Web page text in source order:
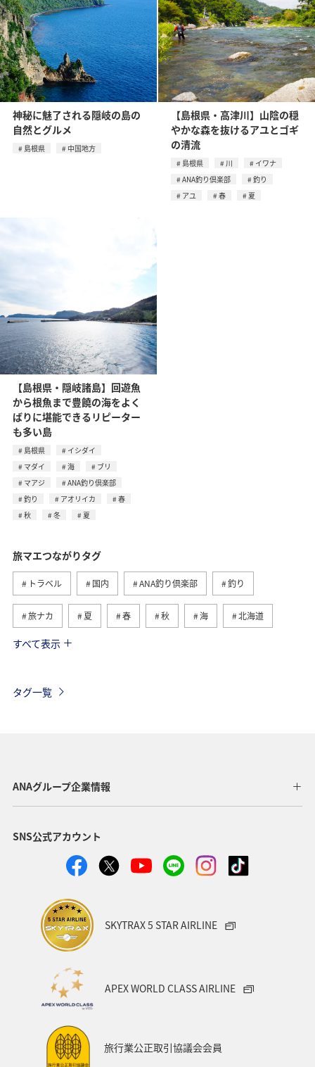
神秘に魅了される隠岐の島の
自然とグルメ
島根県 中国地方
【島根県・高津川】山陰の穏
やかな森を抜けるアユとゴギ
の清流
島根県 川
イワナ
ANA釣り倶楽部
釣り
アユ
春 夏
【島根県・隠岐諸島】回遊魚
から根魚まで豊饒の海をよく
ばりに堪能できるリピーター
も多い島
島根県
イシダイ
マダイ
海
ブリ
マアジ
ANA釣り倶楽部
釣り
アオリイカ
春
秋
冬 夏
旅マエつながりタグ
トラベル 国内 ANA釣り倶楽部 釣り
旅ナカ 夏 春 秋 海 北海道
海外
ANAマイレージクラブ 四国地方
ANAショッピング A-style
ツアー 旅アト 静岡県
福岡県 アオリイカ
神奈川県 趣味
兵庫県
アメリカ・カナダ・中南米
大分県 お祭り・イベント
すべて表示
タグ一覧
ANAグループ企業情報
SNS公式アカウント
SKYTRAX 5 STAR AIRLINE
APEX WORLD CLASS AIRLINE
旅行業公正取引協議会会員